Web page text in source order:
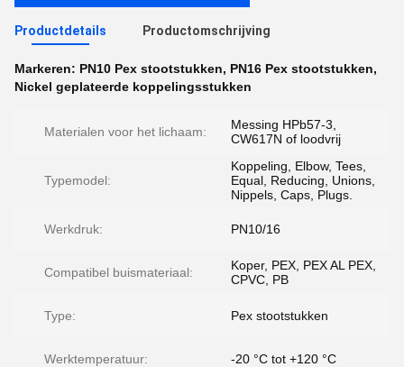
Productdetails Productomschrijving
Markeren: PN10 Pex stootstukken, PN16 Pex stootstukken,
Nickel geplateerde koppelingsstukken
Materialen voor het lichaam:
Messing HPb57-3,
CW617N of loodvrij
Typemodel:
Koppeling, Elbow, Tees,
Equal, Reducing, Unions,
Nippels, Caps, Plugs.
Werkdruk: PN10/16
Compatibel buismateriaal:
Koper, PEX, PEX AL PEX,
CPVC, PB
Type: Pex stootstukken
Werktemperatuur: -20 °C tot +120 °C